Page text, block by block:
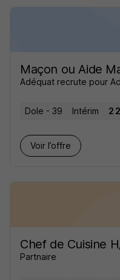
Maçon ou Aide
Adéquat recrute pour
Dole - 39 Intérim 2
Voir l’offre
Chef de Cuisine
Partnaire